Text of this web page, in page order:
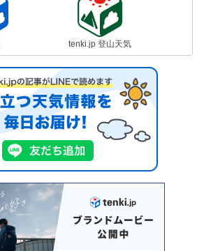
tenki.jp 登山天気